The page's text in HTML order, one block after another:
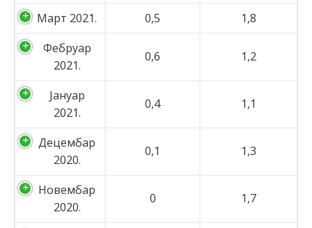
Март 2021. 0,5
1,8
Фебруар
2021.
0,6 1,2
Јануар
2021.
0,4 1,1
Децембар
2020.
0,1 1,3
Новембар
2020.
0 1,7